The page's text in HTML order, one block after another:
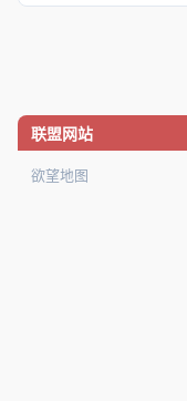
联盟网站
欲望地图